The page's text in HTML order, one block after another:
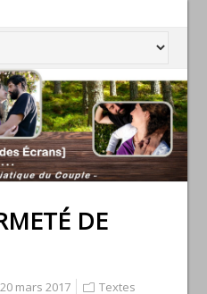
DE
20 mars 2017 Textes